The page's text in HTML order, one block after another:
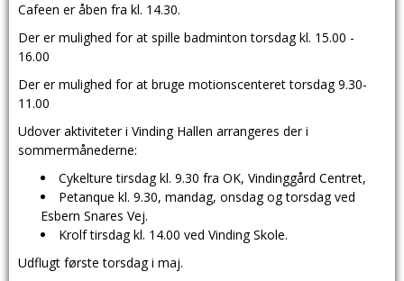
Cafeen er åben fra kl. 14.30.
Der er mulighed for at spille badminton torsdag kl. 15.00 -
16.00
Der er mulighed for at bruge motionscenteret torsdag 9.30-
11.00
Udover aktiviteter i Vinding Hallen arrangeres der i
sommermånederne:
Cykelture tirsdag kl. 9.30 fra OK, Vindinggård Centret,
Petanque kl. 9.30, mandag, onsdag og torsdag ved
Esbern Snares Vej.
Krolf tirsdag kl. 14.00 ved Vinding Skole.
Udflugt første torsdag i maj.